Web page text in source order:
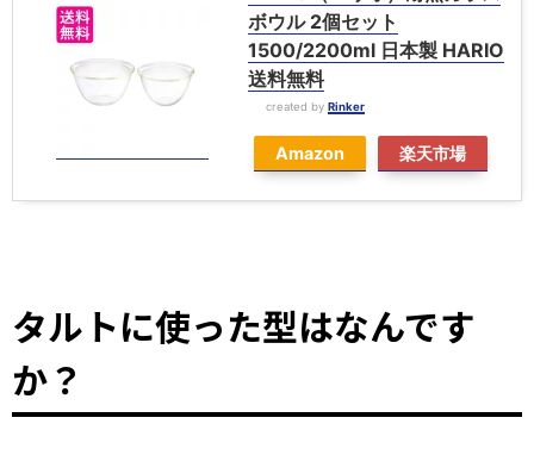
ボウル 2個セット
1500/2200ml 日本製 HARIO
送料無料
created by Rinker
Amazon 楽天市場
タルトに使った型はなんです
か？